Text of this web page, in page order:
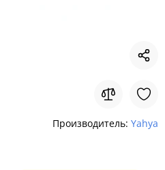
Производитель: Yahya